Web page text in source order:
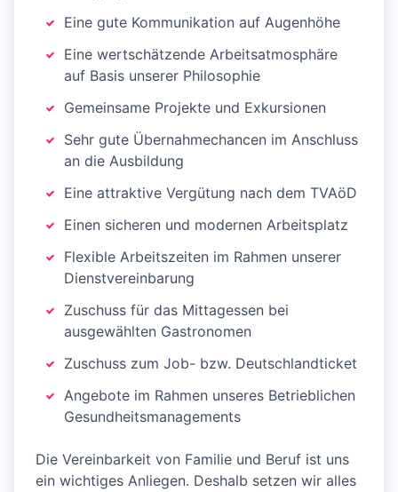
Eine gute Kommunikation auf Augenhöhe
Eine wertschätzende Arbeitsatmosphäre
auf Basis unserer Philosophie
Gemeinsame Projekte und Exkursionen
Sehr gute Übernahmechancen im Anschluss
an die Ausbildung
Eine attraktive Vergütung nach dem TVAöD
Einen sicheren und modernen Arbeitsplatz
Flexible Arbeitszeiten im Rahmen unserer
Dienstvereinbarung
Zuschuss für das Mittagessen bei
ausgewählten Gastronomen
Zuschuss zum Job- bzw. Deutschlandticket
Angebote im Rahmen unseres Betrieblichen
Gesundheitsmanagements
Die Vereinbarkeit von Familie und Beruf ist uns
ein wichtiges Anliegen. Deshalb setzen wir alles